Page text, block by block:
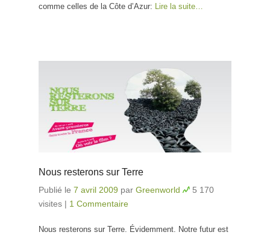
comme celles de la Côte d’Azur:
Lire la suite…
Nous resterons sur Terre
Publié le 7 avril 2009 par Greenworld
5 170
visites | 1 Commentaire
Nous resterons sur Terre. Évidemment. Notre futur est